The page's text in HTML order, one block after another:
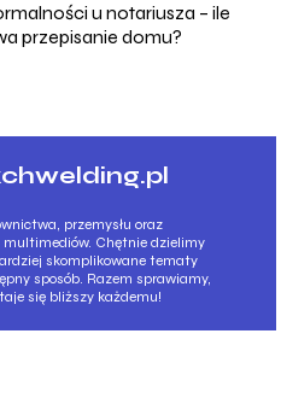
u notariusza – ile
przepisanie domu?
przemysłu oraz
multimediów. Chętnie dzielimy
skomplikowane tematy
sposób. Razem sprawiamy,
się bliższy każdemu!